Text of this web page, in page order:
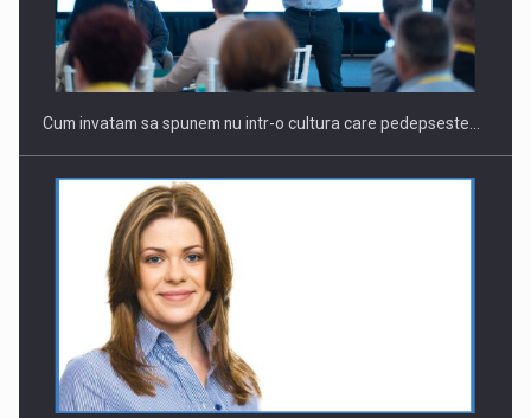
Cum invatam sa spunem nu intr-o cultura care pedepseste…